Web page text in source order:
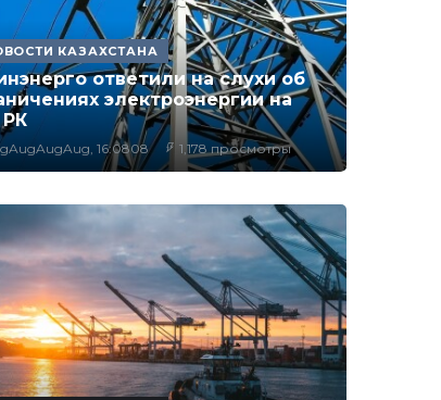
КАЗАХСТАНА
ответили на слухи об
электроэнергии на
16:0808 1,178 просмотры